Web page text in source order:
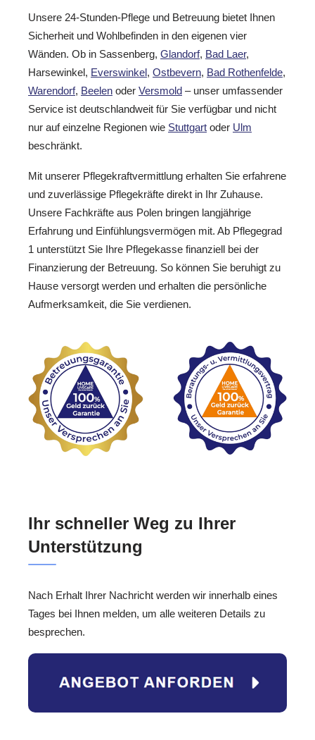
Unsere 24-Stunden-Pflege und Betreuung bietet Ihnen
Sicherheit und Wohlbefinden in den eigenen vier
Wänden. Ob in Sassenberg, Glandorf, Bad Laer,
Harsewinkel, Everswinkel, Ostbevern, Bad Rothenfelde,
Warendorf, Beelen oder Versmold – unser umfassender
Service ist deutschlandweit für Sie verfügbar und nicht
nur auf einzelne Regionen wie Stuttgart oder Ulm
beschränkt.
Mit unserer Pflegekraftvermittlung erhalten Sie erfahrene
und zuverlässige Pflegekräfte direkt in Ihr Zuhause.
Unsere Fachkräfte aus Polen bringen langjährige
Erfahrung und Einfühlungsvermögen mit. Ab Pflegegrad
1 unterstützt Sie Ihre Pflegekasse finanziell bei der
Finanzierung der Betreuung. So können Sie beruhigt zu
Hause versorgt werden und erhalten die persönliche
Aufmerksamkeit, die Sie verdienen.
Ihr schneller Weg zu Ihrer
Unterstützung
Nach Erhalt Ihrer Nachricht werden wir innerhalb eines
Tages bei Ihnen melden, um alle weiteren Details zu
besprechen.